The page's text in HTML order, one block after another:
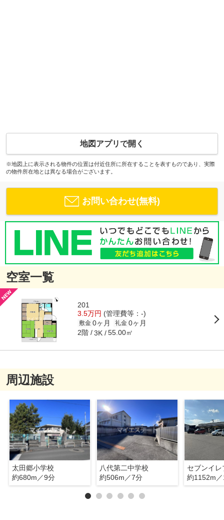
地図アプリで開く
※地図上に表示される物件の位置は付近住所に所在することを表すものであり、実際
の物件所在地とは異なる場合がございます。
お問い合わせ(無料)
空室一覧
201
3.5万円 (管理費等：-)
敷金 0ヶ月 礼金 0ヶ月
2階 3K 55.00㎡
周辺施設
太田郷小学校
約680m／9分
八代第二中学校
約506m／7分
約1152m